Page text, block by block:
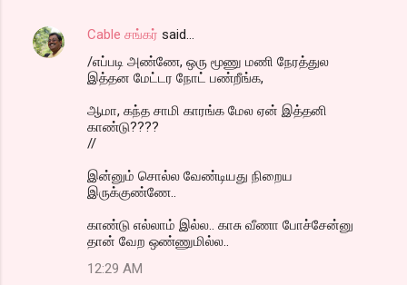
Cable சங்கர் said…
/எப்படி அண்ணே, ஒரு மூணு மணி நேரத்துல
இத்தன மேட்டர நோட் பண்றீங்க,
ஆமா, கந்த சாமி காரங்க மேல ஏன் இத்தனி
காண்டு????
//
இன்னும் சொல்ல வேண்டியது நிறைய
இருக்குண்ணே..
காண்டு எல்லாம் இல்ல.. காசு வீணா போச்சேன்னு
தான் வேற ஒண்ணுமில்ல..
12:29 AM